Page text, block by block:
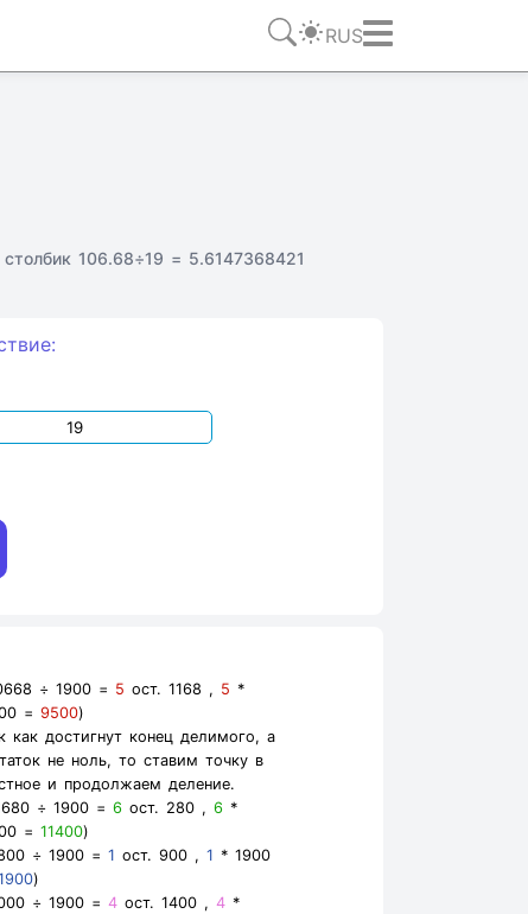
RUS
106.68÷19 = 5.6147368421
÷ 1900 = 5 ост. 1168 , 5 *
= 9500)
как достигнут конец делимого, а
не ноль, то ставим точку в
и продолжаем деление.
÷ 1900 = 6 ост. 280 , 6 *
= 11400)
÷ 1900 = 1 ост. 900 , 1 * 1900
)
÷ 1900 = 4ост. 1400 , 4*